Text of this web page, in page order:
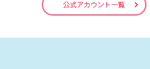
公式アカウント一覧